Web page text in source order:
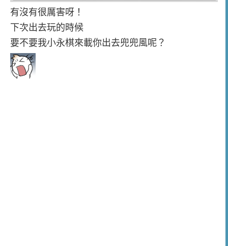
有沒有很厲害呀！
下次出去玩的時候
要不要我小永棋來載你出去兜兜風呢？